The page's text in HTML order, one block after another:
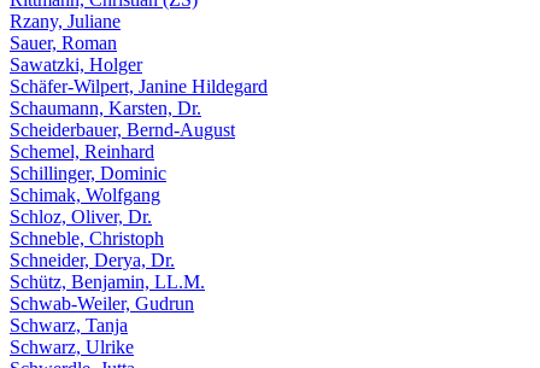
Rzany, Juliane
Sauer, Roman
Sawatzki, Holger
Schäfer-Wilpert, Janine Hildegard
Schaumann, Karsten, Dr.
Scheiderbauer, Bernd-August
Schemel, Reinhard
Schillinger, Dominic
Schimak, Wolfgang
Schloz, Oliver, Dr.
Schneble, Christoph
Schneider, Derya, Dr.
Schütz, Benjamin, LL.M.
Schwab-Weiler, Gudrun
Schwarz, Tanja
Schwarz, Ulrike